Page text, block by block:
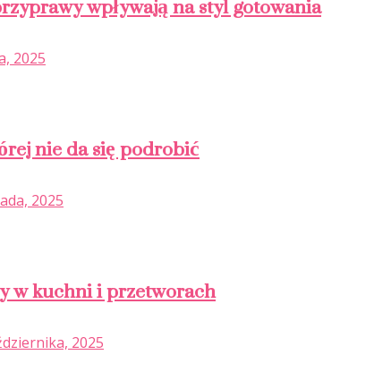
2025
nie da się podrobić
2025
w kuchni i przetworach
2025